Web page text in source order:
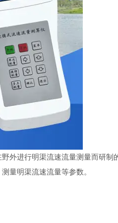
外进行明渠流速流量测量而研制
量明渠流速流量等参数。